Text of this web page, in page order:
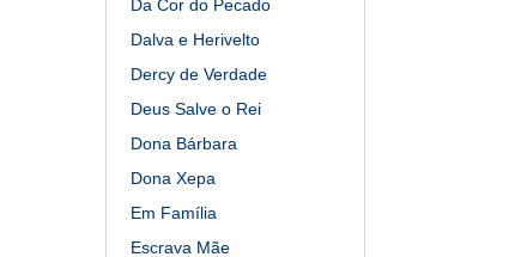
Da Cor do Pecado
Dalva e Herivelto
Dercy de Verdade
Deus Salve o Rei
Dona Bárbara
Dona Xepa
Em Família
Escrava Mãe